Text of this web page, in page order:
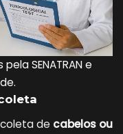
SENATRAN e
de cabelos ou